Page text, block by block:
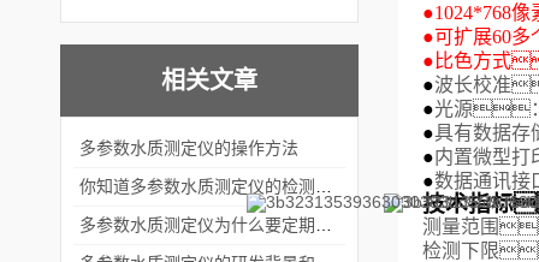
相关文章
多参数水质测定仪的操作方法
●1024*768
●可扩展60多
● 比色方式
●波长校准
●光源
●具有数据
●内置微型
●数据通讯
技术指标
测量范围
检测下限